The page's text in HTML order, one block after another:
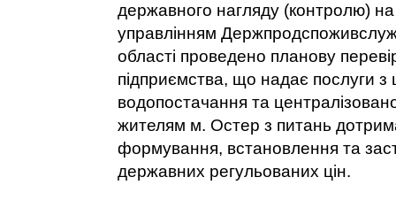
державного нагляду (контролю)
управлінням
області проведено планову
підприємства, що надає послуги з
водопостачання та
жителям м. Остер з питань
формування, встановлення та
державних регульованих цін.